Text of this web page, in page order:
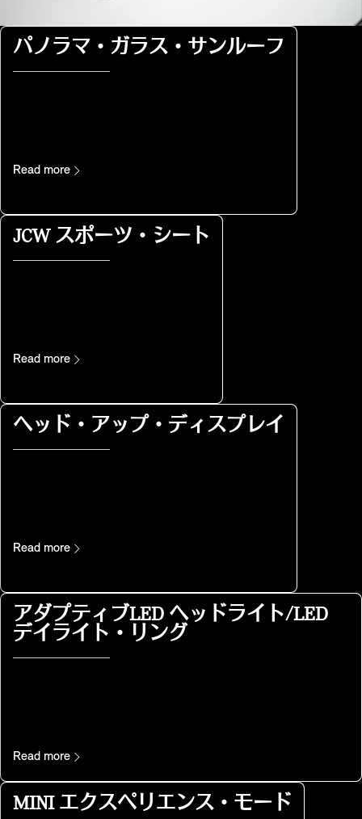
パノラマ・ガラス・サンルーフ
Read more
JCW スポーツ・シート
Read more
ヘッド・アップ・ディスプレイ
Read more
アダプティブLED ヘッドライト/LED
デイライト・リング
Read more
MINI エクスペリエンス・モード